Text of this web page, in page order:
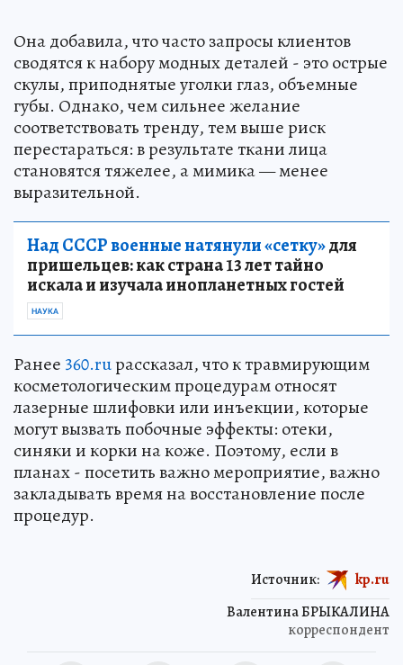
Она добавила, что часто запросы клиентов
сводятся к набору модных деталей - это острые
скулы, приподнятые уголки глаз, объемные
губы. Однако, чем сильнее желание
соответствовать тренду, тем выше риск
перестараться: в результате ткани лица
становятся тяжелее, а мимика — менее
выразительной.
Над СССР военные натянули «сетку»для
пришельцев: как страна 13 лет тайно
искала и изучала инопланетных гостей
НАУКА
Ранее 360.ruрассказал, что к травмирующим
косметологическим процедурам относят
лазерные шлифовки или инъекции, которые
могут вызвать побочные эффекты: отеки,
синяки и корки на коже. Поэтому, если в
планах - посетить важно мероприятие, важно
закладывать время на восстановление после
процедур.
Валентина БРЫКАЛИНА
корреспондент
Источник: kp.ru